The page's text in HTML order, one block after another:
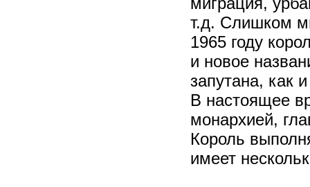
т.д. Слишком
1965 году
и новое
запутана, как
В настоящее
монархией,
Король
имеет